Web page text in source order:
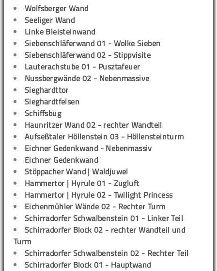
Wolfsberger Wand
Seeliger Wand
Linke Bleisteinwand
Siebenschläferwand 01 - Wolke Sieben
Siebenschläferwand 02 - Stippvisite
Lauterachstube 01 - Pusztafeuer
Nussbergwände 02 - Nebenmassive
Sieghardttor
Sieghardtfelsen
Schiffsbug
Haunritzer Wand 02 - rechter Wandteil
Aufseßtaler Höllenstein 03 - Höllensteinturm
Eichner Gedenkwand - Nebenmassiv
Eichner Gedenkwand
Stöppacher Wand | Waldjuwel
Hammertor | Hyrule 01 - Zugluft
Hammertor | Hyrule 02 - Twilight Princess
Eichenmühler Wände 02 - Rechter Turm
Schirradorfer Schwalbenstein 01 - Linker Teil
Schirradorfer Block 02 - rechter Wandteil und
Turm
Schirradorfer Schwalbenstein 02 - Rechter Teil
Schirradorfer Block 01 - Hauptwand